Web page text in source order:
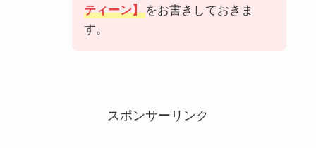
ティーン】をお書きしておきま
す。
スポンサーリンク